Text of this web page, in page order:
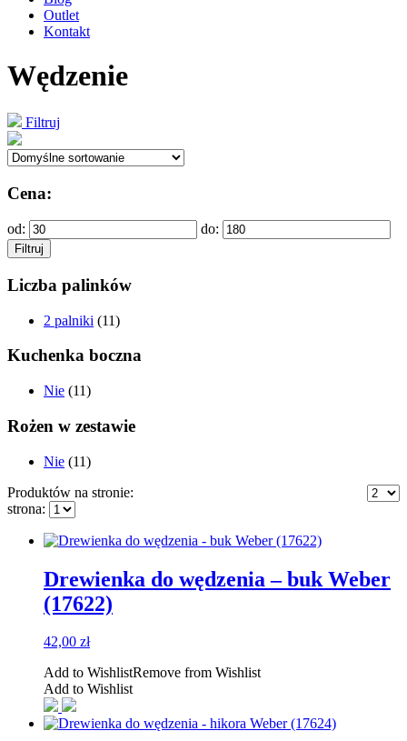
Outlet
Kontakt
Wędzenie
Filtruj
Cena:
od: do:
Filtruj
Liczba palinków
2 palniki (11)
Kuchenka boczna
Nie (11)
Rożen w zestawie
Nie (11)
Produktów na stronie:
strona:
Drewienka do wędzenia – buk Weber
(17622)
42,00 zł
Add to WishlistRemove from Wishlist
Add to Wishlist